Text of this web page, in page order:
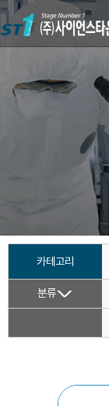
카테고리
분류